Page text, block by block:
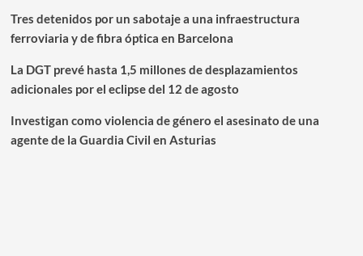
Tres detenidos por un sabotaje a una infraestructura
ferroviaria y de fibra óptica en Barcelona
La DGT prevé hasta 1,5 millones de desplazamientos
adicionales por el eclipse del 12 de agosto
Investigan como violencia de género el asesinato de una
agente de la Guardia Civil en Asturias